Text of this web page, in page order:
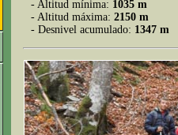
- Altitud mínima: 1035 m
- Altitud máxima: 2150 m
- Desnivel acumulado: 1347 m